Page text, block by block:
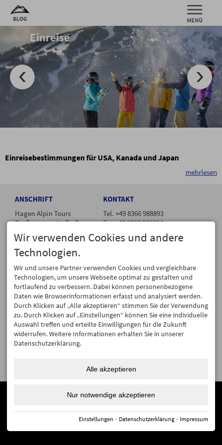
Einreise
Einreisebestimmungen für USA, Kanada und Japan
mehrlesen
ANSCHRIFT
Hagen Alpin Tours
Dorfbrunnenstraße 7
87466 Oy-Mittelberg
KONTAKT
Tel. +49 8366 988893
Fax +49 8366 988894
hagen@pulver-schnee.de
GEÖFFNET
Mo - Fr ... 09:00 - 17:00
Sa & So ... geschlossen
Facebook
Instagram
NEWSLETTER
Jetzt anmelden!
Absenden
Wir verwenden Cookies und andere
Technologien.
Wir und unsere Partner verwenden Cookies und vergleichbare
Technologien, um unsere Webseite optimal zu gestalten und
fortlaufend zu verbessern. Dabei können personenbezogene
Daten wie Browserinformationen erfasst und analysiert werden.
Durch Klicken auf „Alle akzeptieren“ stimmen Sie der Verwendung
zu. Durch Klicken auf „Einstellungen“ können Sie eine individuelle
Auswahl treffen und erteilte Einwilligungen für die Zukunft
widerrufen. Weitere Informationen erhalten Sie in unserer
Datenschutzerklärung.
Alle akzeptieren
Nur notwendige akzeptieren
Einstellungen · Datenschutzerklärung · Impressum